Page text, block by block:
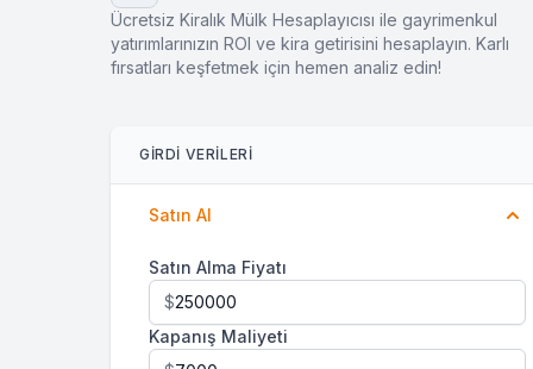
Ücretsiz Kiralık Mülk Hesaplayıcısı ile gayrimenkul
yatırımlarınızın ROI ve kira getirisini hesaplayın. Karlı
fırsatları keşfetmek için hemen analiz edin!
GIRDI VERILERI
Satın Al
Satın Alma Fiyatı
$
Kapanış Maliyeti